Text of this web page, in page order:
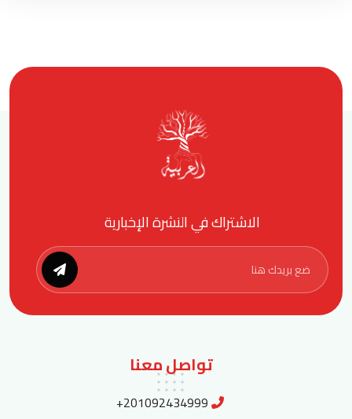
الاشتراك في النشرة الإخبارية
تواصل معنا
+201092434999